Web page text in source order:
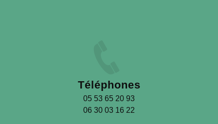
Téléphones
05 53 65 20 93
06 30 03 16 22